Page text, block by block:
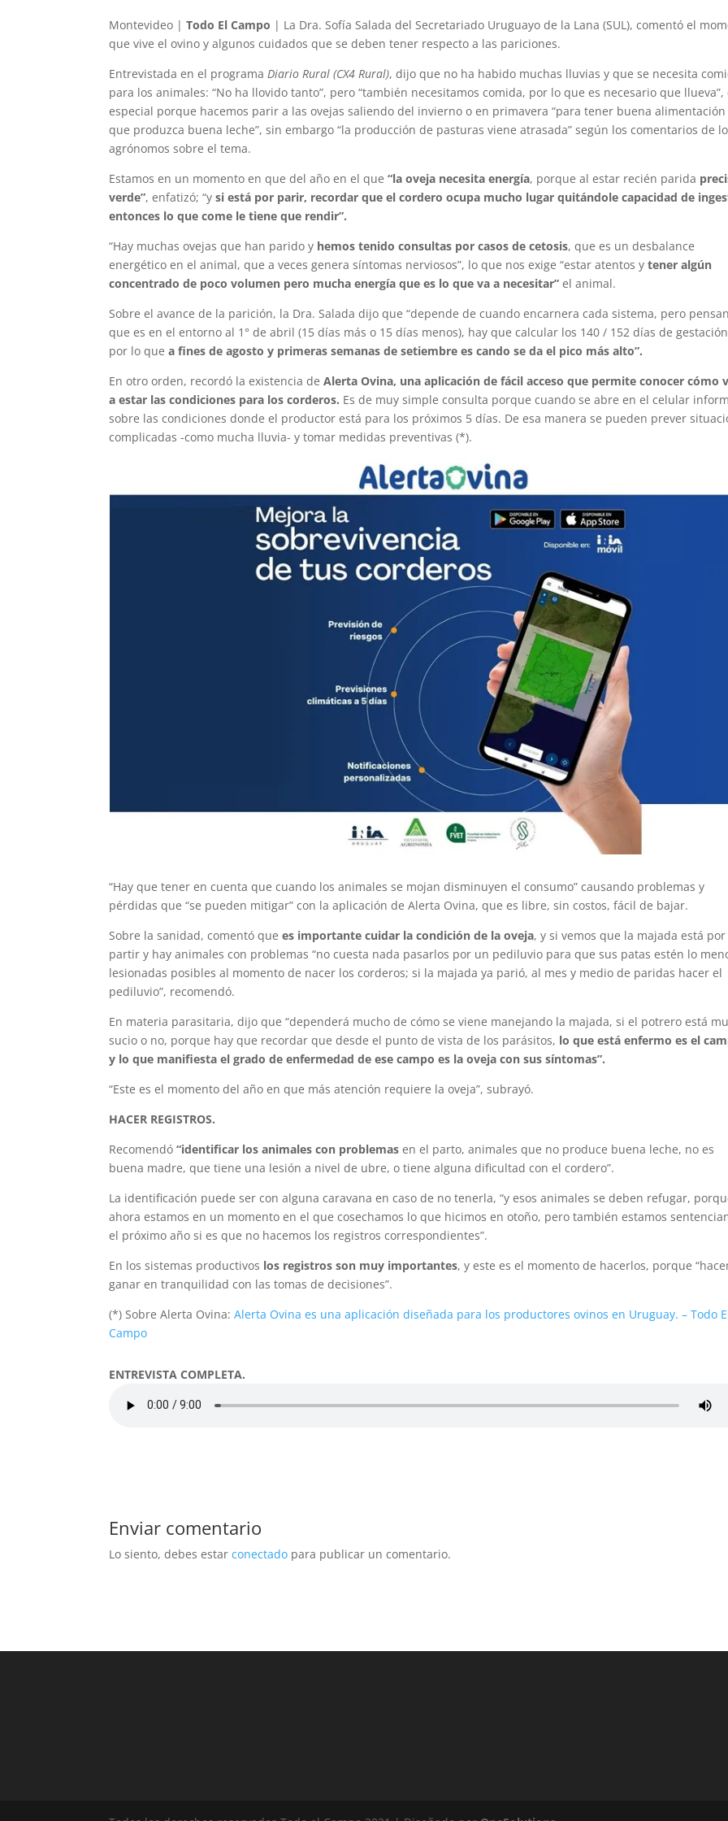
Montevideo |Todo El Campo | La Dra. Sofía Salada del Secretariado Uruguayo de la Lana (SUL), comentó el
que vive el ovino y algunos cuidados que se deben tener respecto a las pariciones.
Entrevistada en el programaDiario Rural (CX4 Rural), dijo que no ha habido muchas lluvias y que se necesita
para los animales: “No ha llovido tanto”, pero “también necesitamos comida, por lo que es necesario que llueva”,
especial porque hacemos parir a las ovejas saliendo del invierno o en primavera “para tener buena alimentación
que produzca buena leche”, sin embargo “la producción de pasturas viene atrasada” según los comentarios de
agrónomos sobre el tema.
Estamos en un momento en que del año en el que“la oveja necesita energía, porque al estar recién parida
verde”, enfatizó; “ysi está por parir, recordar que el cordero ocupa mucho lugar quitándole capacidad de
entonces lo que come le tiene que rendir”.
“Hay muchas ovejas que han parido y hemos tenido consultas por casos de cetosis, que es un desbalance
energético en el animal, que a veces genera síntomas nerviosos”, lo que nos exige “estar atentos ytener algún
concentrado de poco volumen pero mucha energía que es lo que va a necesitar”el animal.
Sobre el avance de la parición, la Dra. Salada dijo que “depende de cuando encarnera cada sistema, pero
que es en el entorno al 1° de abril (15 días más o 15 días menos), hay que calcular los 140 / 152 días de
por lo quea fines de agosto y primeras semanas de setiembre es cando se da el pico más alto”.
En otro orden, recordó la existencia deAlerta Ovina, una aplicación de fácil acceso que permite conocer cómo
a estar las condiciones para los corderos. Es de muy simple consulta porque cuando se abre en el celular
sobre las condiciones donde el productor está para los próximos 5 días. De esa manera se pueden prever
complicadas -como mucha lluvia- y tomar medidas preventivas (*).
“Hay que tener en cuenta que cuando los animales se mojan disminuyen el consumo” causando problemas y
pérdidas que “se pueden mitigar” con la aplicación de Alerta Ovina, que es libre, sin costos, fácil de bajar.
Sobre la sanidad, comentó quees importante cuidar la condición de la oveja, y si vemos que la majada está por
partir y hay animales con problemas “no cuesta nada pasarlos por un pediluvio para que sus patas estén lo
lesionadas posibles al momento de nacer los corderos; si la majada ya parió, al mes y medio de paridas hacer el
pediluvio”, recomendó.
En materia parasitaria, dijo que “dependerá mucho de cómo se viene manejando la majada, si el potrero está
sucio o no, porque hay que recordar que desde el punto de vista de los parásitos, lo que está enfermo es el
y lo que manifiesta el grado de enfermedad de ese campo es la oveja con sus síntomas”.
“Este es el momento del año en que más atención requiere la oveja”, subrayó.
HACER REGISTROS.
Recomendó“identificar los animales con problemas en el parto, animales que no produce buena leche, no es
buena madre, que tiene una lesión a nivel de ubre, o tiene alguna dificultad con el cordero”.
La identificación puede ser con alguna caravana en caso de no tenerla, “y esos animales se deben refugar,
ahora estamos en un momento en el que cosechamos lo que hicimos en otoño, pero también estamos
el próximo año si es que no hacemos los registros correspondientes”.
En los sistemas productivos los registros son muy importantes, y este es el momento de hacerlos, porque
ganar en tranquilidad con las tomas de decisiones”.
(*) Sobre Alerta Ovina:Alerta Ovina es una aplicación diseñada para los productores ovinos en Uruguay. – Todo
Campo
ENTREVISTA COMPLETA.
Enviar comentario
Lo siento, debes estarconectado para publicar un comentario.